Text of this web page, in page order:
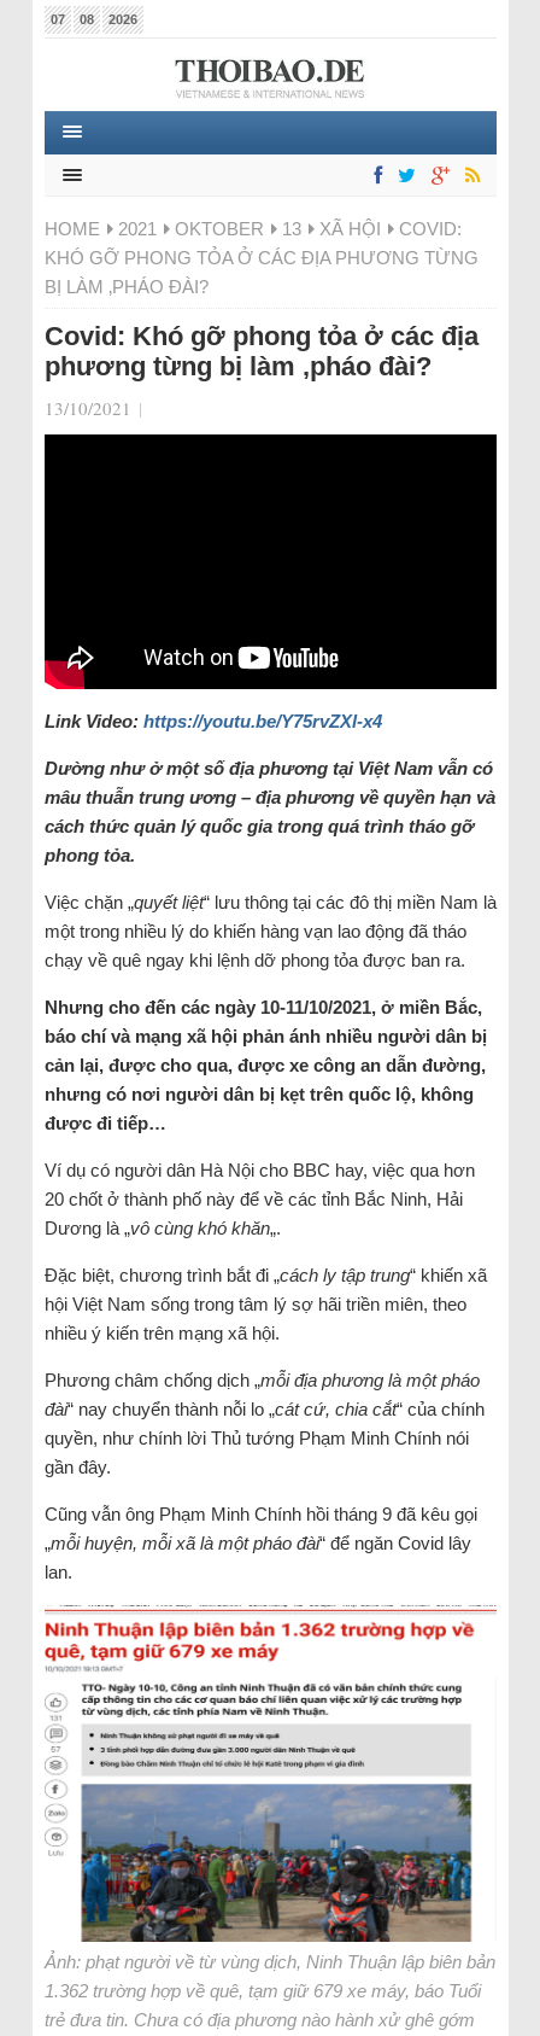
07 08 2026
HOME 2021 OKTOBER 13 XÃ HỘI
COVID:
KHÓ GỠ PHONG TỎA Ở CÁC ĐỊA PHƯƠNG TỪNG
BỊ LÀM ‚PHÁO ĐÀI?
Covid: Khó gỡ phong tỏa ở các địa
phương từng bị làm ‚pháo đài?
13/10/2021 |
Link Video: https://youtu.be/Y75rvZXl-x4
Dường như ở một số địa phương tại Việt Nam vẫn có
mâu thuẫn trung ương – địa phương về quyền hạn và
cách thức quản lý quốc gia trong quá trình tháo gỡ
phong tỏa.
Việc chặn „quyết liệt“ lưu thông tại các đô thị miền Nam là
một trong nhiều lý do khiến hàng vạn lao động đã tháo
chạy về quê ngay khi lệnh dỡ phong tỏa được ban ra.
Nhưng cho đến các ngày 10-11/10/2021, ở miền Bắc,
báo chí và mạng xã hội phản ánh nhiều người dân bị
cản lại, được cho qua, được xe công an dẫn đường,
nhưng có nơi người dân bị kẹt trên quốc lộ, không
được đi tiếp…
Ví dụ có người dân Hà Nội cho BBC hay, việc qua hơn
20 chốt ở thành phố này để về các tỉnh Bắc Ninh, Hải
Dương là „vô cùng khó khăn„.
Đặc biệt, chương trình bắt đi „cách ly tập trung“ khiến xã
hội Việt Nam sống trong tâm lý sợ hãi triền miên, theo
nhiều ý kiến trên mạng xã hội.
Phương châm chống dịch „mỗi địa phương là một pháo
đài“ nay chuyển thành nỗi lo „cát cứ, chia cắt“ của chính
quyền, như chính lời Thủ tướng Phạm Minh Chính nói
gần đây.
Cũng vẫn ông Phạm Minh Chính hồi tháng 9 đã kêu gọi
„mỗi huyện, mỗi xã là một pháo đài“ để ngăn Covid lây
lan.
Ảnh: phạt người về từ vùng dịch, Ninh Thuận lập biên bản
1.362 trường hợp về quê, tạm giữ 679 xe máy, báo Tuổi
trẻ đưa tin. Chưa có địa phương nào hành xử ghê gớm